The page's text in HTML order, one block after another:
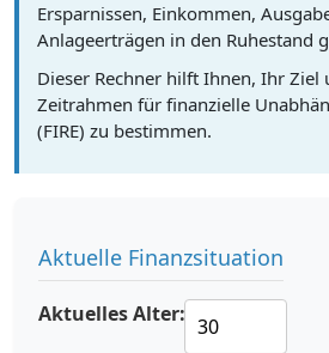
Ersparnissen, Einkommen,
Anlageerträgen in den Ruhestand
Dieser Rechner hilft Ihnen, Ihr Ziel
Zeitrahmen für finanzielle
(FIRE) zu bestimmen.
Aktuelle Finanzsituation
Aktuelles Alter: